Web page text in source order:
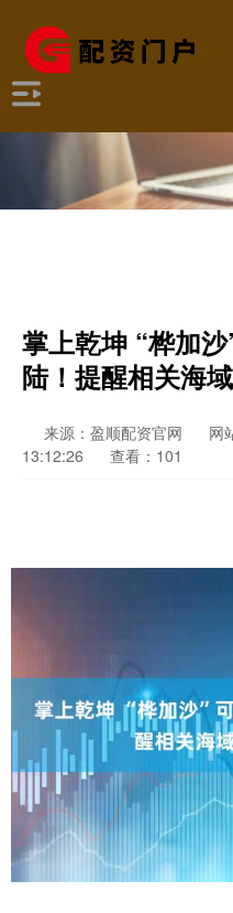
掌上乾坤 “桦加
陆！提醒相关海
来源：盈顺配资官网 网
13:12:26
查看：101